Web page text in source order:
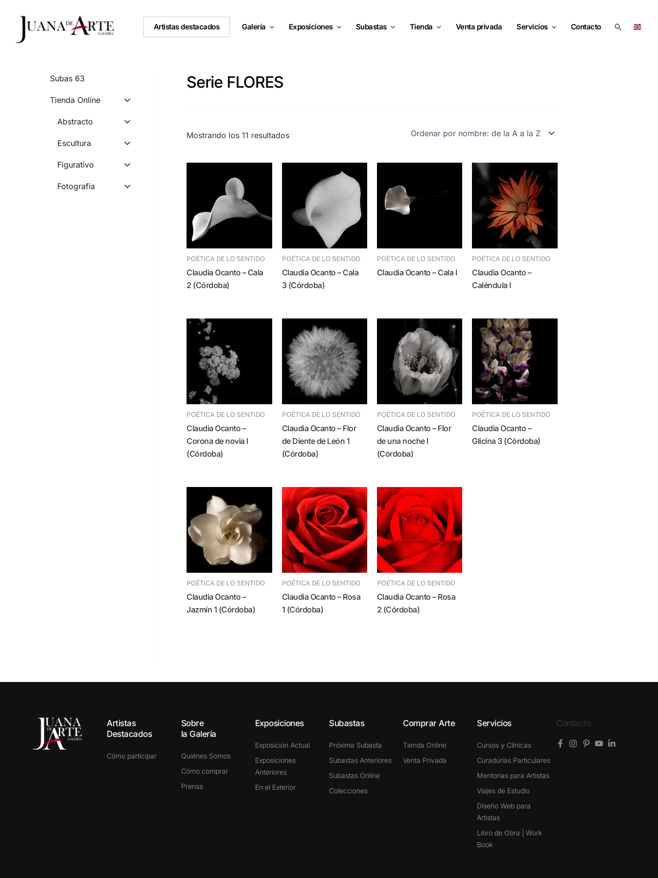
contenido
Artistas destacados Galería Exposiciones Subastas Tienda Venta privada Servicios Contacto Buscar
subas 63
Tienda Online
Abstracto
Escultura
Figurativo
Fotografía
Serie FLORES
Mostrando los 11 resultados
POÉTICA DE LO SENTIDO
Claudia Ocanto – Cala
2 (Córdoba)
POÉTICA DE LO SENTIDO
Claudia Ocanto – Cala
3 (Córdoba)
POÉTICA DE LO SENTIDO
Claudia Ocanto – Cala I
POÉTICA DE LO SENTIDO
Claudia Ocanto –
Caléndula I
POÉTICA DE LO SENTIDO
Claudia Ocanto –
Corona de novia I
(Córdoba)
POÉTICA DE LO SENTIDO
Claudia Ocanto – Flor
de Diente de León 1
(Córdoba)
POÉTICA DE LO SENTIDO
Claudia Ocanto – Flor
de una noche I
(Córdoba)
POÉTICA DE LO SENTIDO
Claudia Ocanto –
Glicina 3 (Córdoba)
POÉTICA DE LO SENTIDO
Claudia Ocanto –
Jazmín 1 (Córdoba)
POÉTICA DE LO SENTIDO
Claudia Ocanto – Rosa
1 (Córdoba)
POÉTICA DE LO SENTIDO
Claudia Ocanto – Rosa
2 (Córdoba)
Artistas
Destacados
Cómo participar
Sobre
la Galería
Quiénes Somos
Cómo comprar
Prensa
Exposiciones
Exposición Actual
Exposiciones
Anteriores
En el Exterior
Subastas
Próxima Subasta
Subastas Anteriores
Subastas Online
Colecciones
Comprar Arte
Tienda Online
Venta Privada
Servicios
Cursos y Clínicas
Curadurías Particulares
Mentorías para Artistas
Viajes de Estudio
Diseño Web para
Artistas
Libro de Obra | Work
Book
Contacto